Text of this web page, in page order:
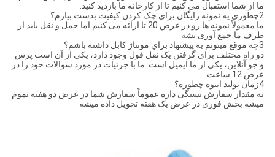
ما از شما استقبال می کنیم تا از کارخانه ما بازدید کنید.
2چطوري يه نمونه رایگان براي چک کردن کيفيت بدست بيارم؟
ما معمولاً نمونه ها رو در عرض 20 تا ارائه می کنیم اما حمل و نقل باید از
طرف ما جمع آوری بشه
3چه موقع ميتونم يه پيشنهاد براي مونتاژ کابل داشته باشم؟
دو راه مختلف برای گرفتن یک نقل قول وجود دارد، یکی از آن است پرس
و جو آنلاین، یکی از ما ایمیل است. ما با جزئیات در مورد سوالات خود را در
عرض 12 ساعت.
4زمان تولید انبوه چطوره؟
به مقدار سفارش بستگی داره عموماً سفارش شما در عرض دو هفته تموم
میشه بخش فوری در عرض یک هفته تحویل داده میشه